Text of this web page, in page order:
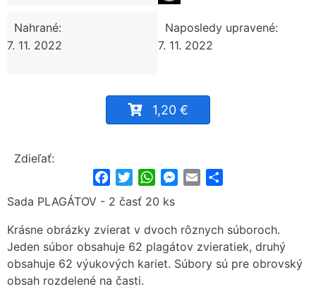
Nahrané:
7. 11. 2022
Naposledy upravené:
7. 11. 2022
1,20 €
Zdieľať:
FacebookTwitterWhatsApp
Messenger
Email
Sada PLAGÁTOV - 2 časť 20 ks
Krásne obrázky zvierat v dvoch rôznych súboroch.
Jeden súbor obsahuje 62 plagátov zvieratiek, druhý
obsahuje 62 výukových kariet. Súbory sú pre obrovský
obsah rozdelené na časti.